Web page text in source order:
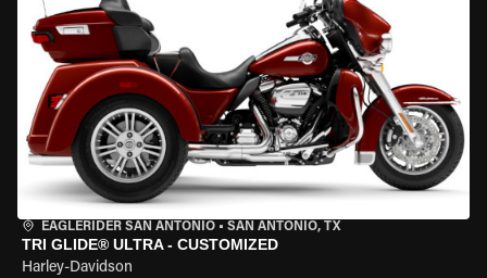
EAGLERIDER SAN ANTONIO • SAN ANTONIO, TX
TRI GLIDE® ULTRA - CUSTOMIZED
Harley-Davidson